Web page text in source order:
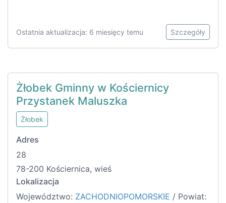
Ostatnia aktualizacja: 6 miesięcy temu Szczegóły
Żłobek Gminny w Kościernicy
Przystanek Maluszka
Żłobek
Adres
28
78-200 Kościernica, wieś
Lokalizacja
Województwo: ZACHODNIOPOMORSKIE / Powiat: